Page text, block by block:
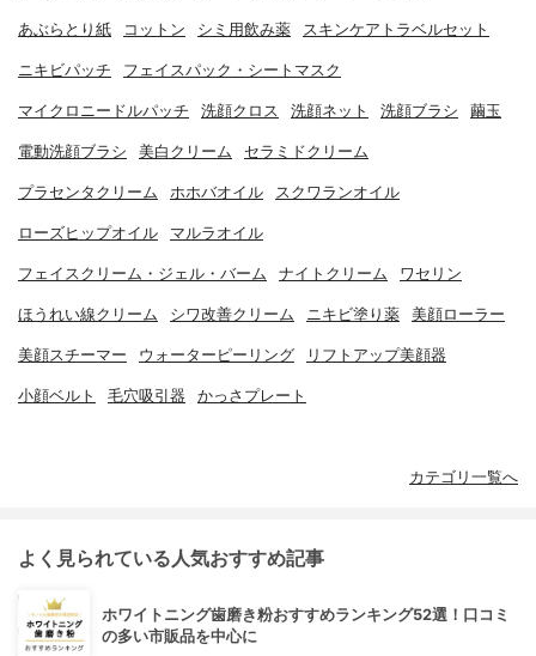
あぶらとり紙 コットン シミ用飲み薬 スキンケアトラベルセット
ニキビパッチ フェイスパック・シートマスク
マイクロニードルパッチ 洗顔クロス 洗顔ネット 洗顔ブラシ 繭玉
電動洗顔ブラシ 美白クリーム セラミドクリーム
プラセンタクリーム ホホバオイル スクワランオイル
ローズヒップオイル マルラオイル
フェイスクリーム・ジェル・バーム ナイトクリーム ワセリン
ほうれい線クリーム シワ改善クリーム ニキビ塗り薬 美顔ローラー
美顔スチーマー ウォーターピーリング リフトアップ美顔器
小顔ベルト 毛穴吸引器 かっさプレート
カテゴリ一覧へ
よく見られている人気おすすめ記事
ホワイトニング歯磨き粉おすすめランキング52選！口コミ
の多い市販品を中心に